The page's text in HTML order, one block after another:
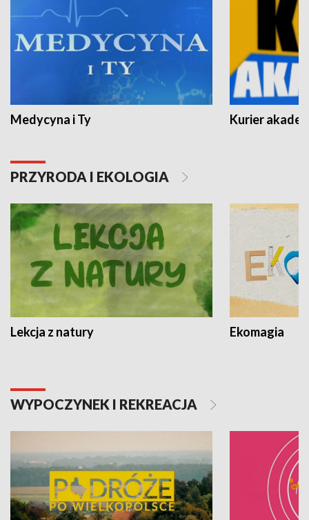
Medycyna i Ty Kurier
PRZYRODA I EKOLOGIA
Lekcja z natury Ekomagia
WYPOCZYNEK I REKREACJA